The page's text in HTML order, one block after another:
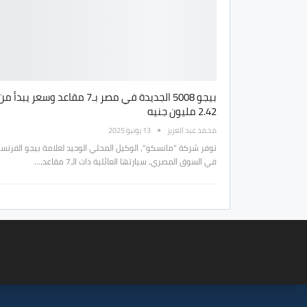
بيجو 5008 الجديدة في مصر بـ7 مقاعد وسعر
2.42 مليون جنيه
محمد عبد العزيز 13 يونيو 2025
توفر شركة "مانسكو"، الوكيل المحلي الوحيد لعلامة بيجو
في السوق المصري، سيارتها العائلية ذات الـ7 مقاعد،…